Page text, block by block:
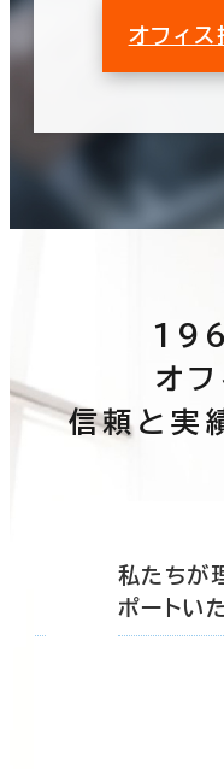
オフィ
オ
信頼と実
私たちが
ポートい